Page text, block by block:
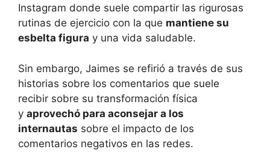
Instagram donde suele compartir las rigurosas
rutinas de ejercicio con la que mantiene su
esbelta figura y una vida saludable.
Sin embargo, Jaimes se refirió a través de sus
historias sobre los comentarios que suele
recibir sobre su transformación física
y aprovechó para aconsejar a los
internautas sobre el impacto de los
comentarios negativos en las redes.